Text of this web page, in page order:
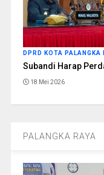
DPRD KOTA PALANGKA
Subandi Harap
18 Mei 2026
PALANGKA RAYA